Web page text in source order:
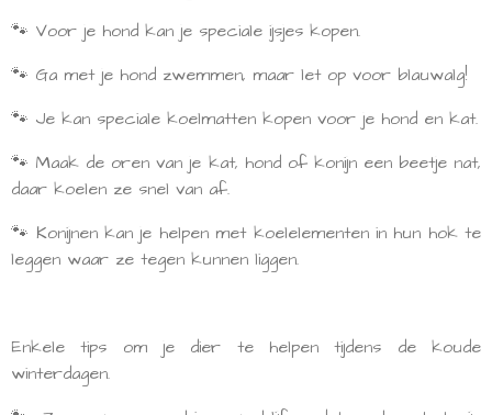
🐾 Voor je hond kan je speciale ijsjes kopen.
🐾 Ga met je hond zwemmen, maar let op voor blauwalg!
🐾 Je kan speciale koelmatten kopen voor je hond en kat.
🐾 Maak de oren van je kat, hond of konijn een beetje nat,
daar koelen ze snel van af.
🐾 Konijnen kan je helpen met koelelementen in hun hok te
leggen waar ze tegen kunnen liggen.
Enkele tips om je dier te helpen tijdens de koude
winterdagen.